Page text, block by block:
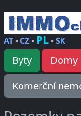
AT• CZ• PL•SK
Byty Domy
Komerční